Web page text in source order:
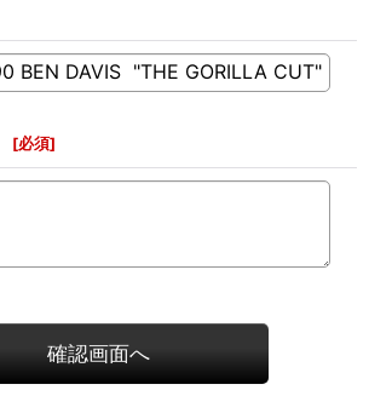
[必須]
確認画面へ